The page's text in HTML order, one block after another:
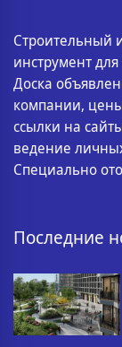
Строительный
инструмент
Доска
компании,
ссылки на
ведение
Специально
Последние